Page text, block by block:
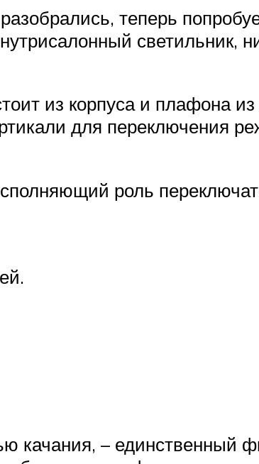
теперь
светильник,
из корпуса и плафона
для переключения
роль
качания, – единственный